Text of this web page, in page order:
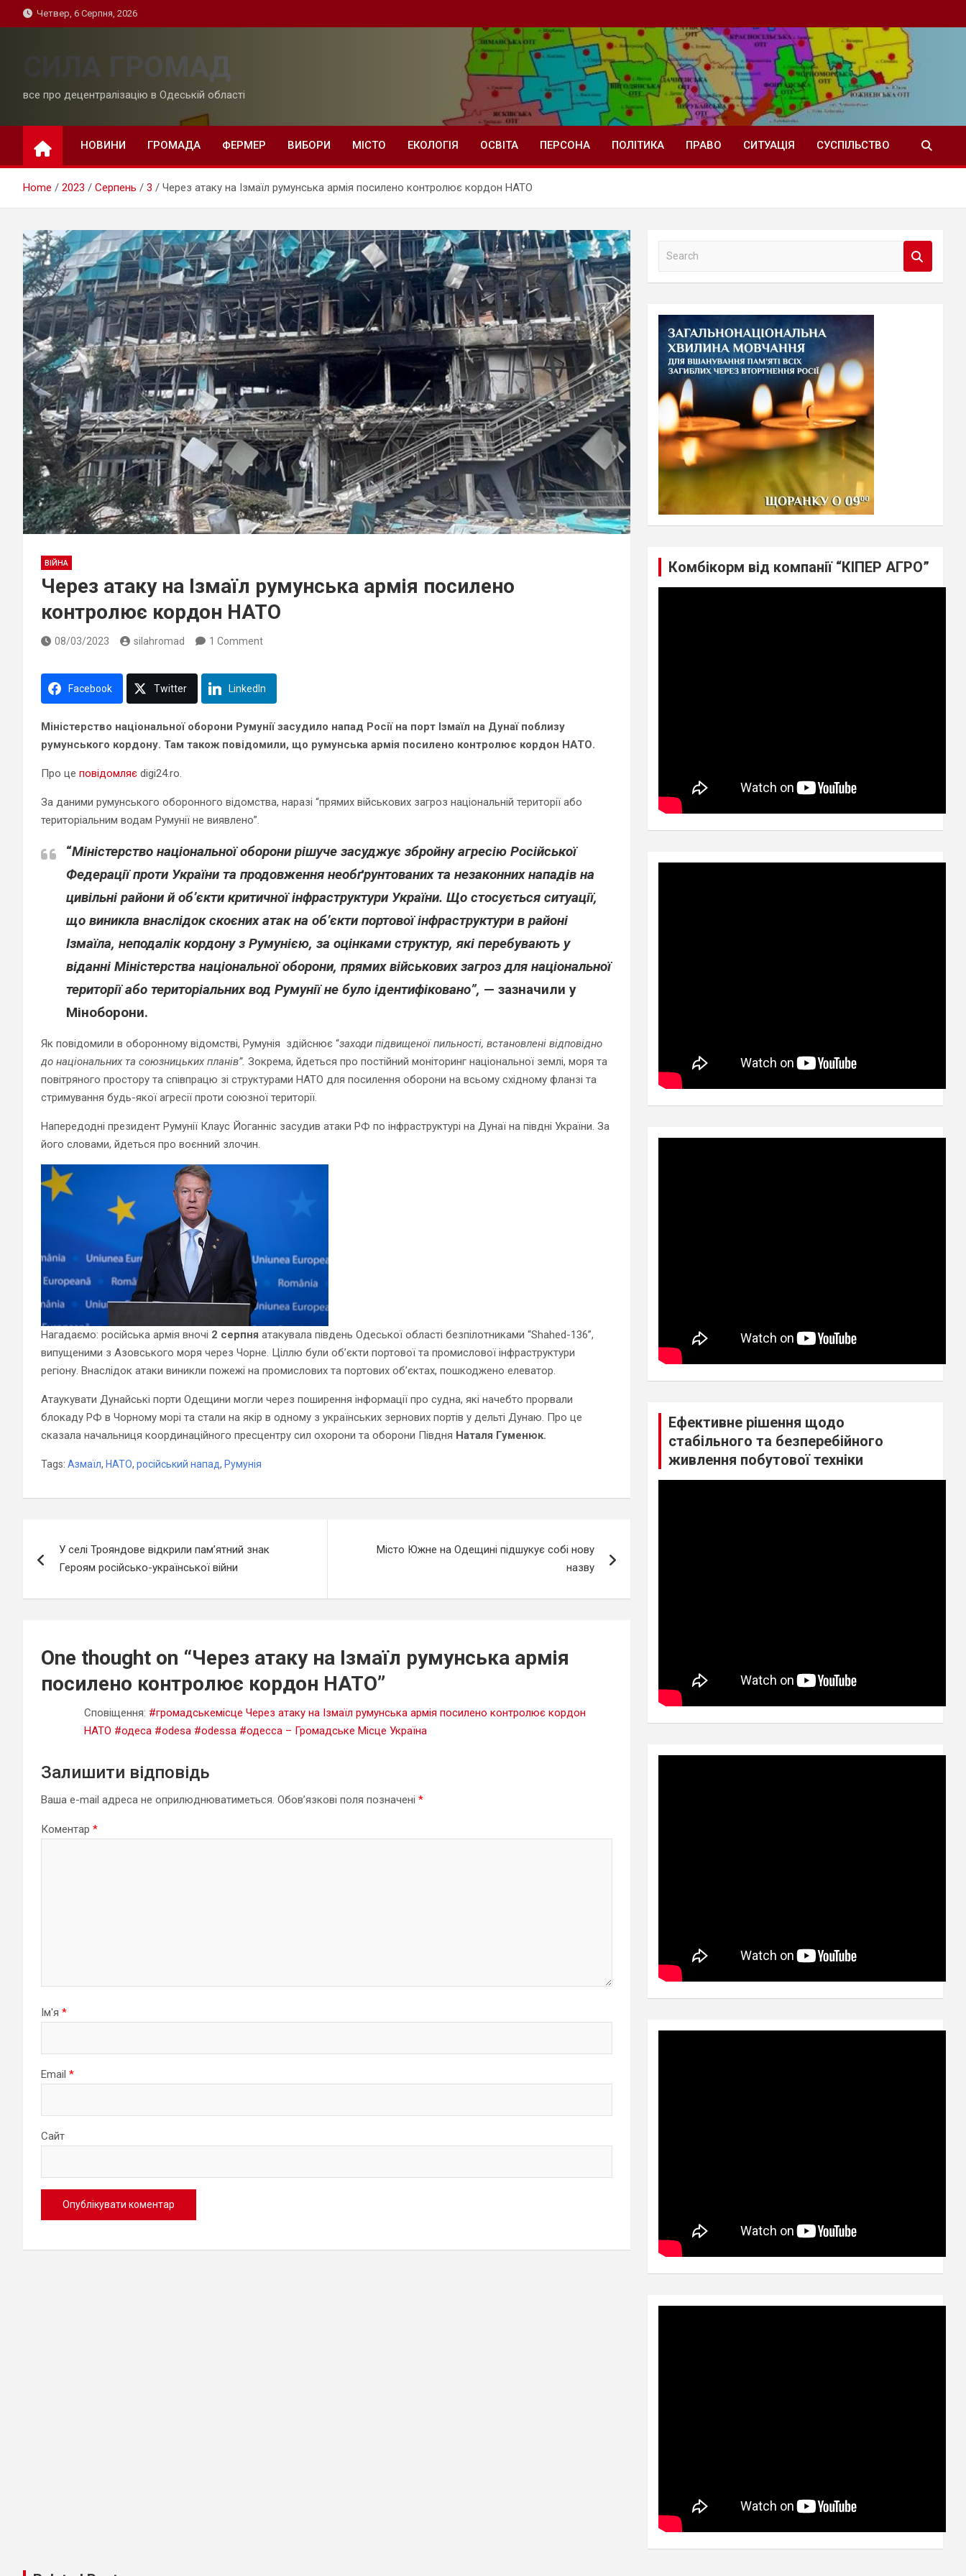
to
Четвер, 6 Серпня, 2026
СИЛА ГРОМАД
все про децентралізацію в Одеській області
НОВИНИ ГРОМАДА ФЕРМЕР ВИБОРИ МІСТО ЕКОЛОГІЯ ОСВІТА ПЕРСОНА ПОЛІТИКА ПРАВО СИТУАЦІЯ СУСПІЛЬСТВО
Home 2023 Серпень 3 Через атаку на Ізмаїл румунська армія посилено контролює кордон НАТО
ВІЙНА
Через атаку на Ізмаїл румунська армія посилено
контролює кордон НАТО
08/03/2023 silahromad 1 Comment
Facebook Twitter LinkedIn
Міністерство національної оборони Румунії засудило напад Росії на порт Ізмаїл на Дунаї поблизу
румунського кордону. Там також повідомили, що румунська армія посилено контролює кордон НАТО.
Про це повідомляє digi24.ro.
За даними румунського оборонного відомства, наразі “прямих військових загроз національній території або
територіальним водам Румунії не виявлено”.
“Міністерство національної оборони рішуче засуджує збройну агресію Російської
Федерації проти України та продовження необґрунтованих та незаконних нападів на
цивільні райони й об’єкти критичної інфраструктури України. Що стосується ситуації,
що виникла внаслідок скоєних атак на об’єкти портової інфраструктури в районі
Ізмаїла, неподалік кордону з Румунією, за оцінками структур, які перебувають у
віданні Міністерства національної оборони, прямих військових загроз для національної
території або територіальних вод Румунії не було ідентифіковано”, — зазначили у
Міноборони.
Як повідомили в оборонному відомстві, Румунія здійснює “заходи підвищеної пильності, встановлені відповідно
до національних та союзницьких планів”. Зокрема, йдеться про постійний моніторинг національної землі, моря та
повітряного простору та співпрацю зі структурами НАТО для посилення оборони на всьому східному фланзі та
стримування будь-якої агресії проти союзної території.
Напередодні президент Румунії Клаус Йоганніс засудив атаки РФ по інфраструктурі на Дунаї на півдні України. За
його словами, йдеться про воєнний злочин.
Нагадаємо: російська армія вночі 2 серпня атакувала південь Одеської області безпілотниками “Shahed-136”,
випущеними з Азовського моря через Чорне. Ціллю були об’єкти портової та промислової інфраструктури
регіону. Внаслідок атаки виникли пожежі на промислових та портових об’єктах, пошкоджено елеватор.
Атаукувати Дунайські порти Одещини могли через поширення інформації про судна, які начебто прорвали
блокаду РФ в Чорному морі та стали на якір в одному з українських зернових портів у дельті Дунаю. Про це
сказала начальниця координаційного пресцентру сил охорони та оборони Півдня Наталя Гуменюк.
Tags: Азмаїл, НАТО, російський напад, Румунія
записів
У селі Трояндове відкрили пам’ятний знак
Героям російсько-української війни
Місто Южне на Одещині підшукує собі нову
назву
One thought on “Через атаку на Ізмаїл румунська армія
посилено контролює кордон НАТО”
Сповіщення: #громадськемісце Через атаку на Ізмаїл румунська армія посилено контролює кордон
НАТО #одеса #odesa #odessa #одесса – Громадське Місце Україна
Залишити відповідь
Ваша e-mail адреса не оприлюднюватиметься. Обов’язкові поля позначені *
Коментар *
Ім'я *
Email *
Сайт
a
Комбікорм від компанії “КІПЕР АГРО”
Ефективне рішення щодо
стабільного та безперебійного
живлення побутової техніки